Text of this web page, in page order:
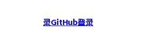
录GitHub登录